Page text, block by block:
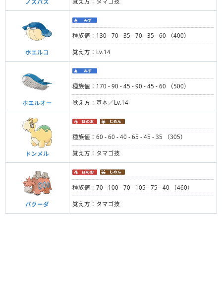
ノズパス
ホエルコ
種族値：130 - 70 - 35 - 70 - 35 - 60 （400）
覚え方：Lv.14
ホエルオー
種族値：170 - 90 - 45 - 90 - 45 - 60 （500）
覚え方：基本／Lv.14
ドンメル
種族値：60 - 60 - 40 - 65 - 45 - 35 （305）
覚え方：タマゴ技
バクーダ
種族値：70 - 100 - 70 - 105 - 75 - 40 （460）
覚え方：タマゴ技